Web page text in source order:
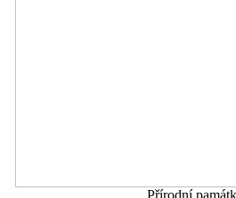
Přírodní